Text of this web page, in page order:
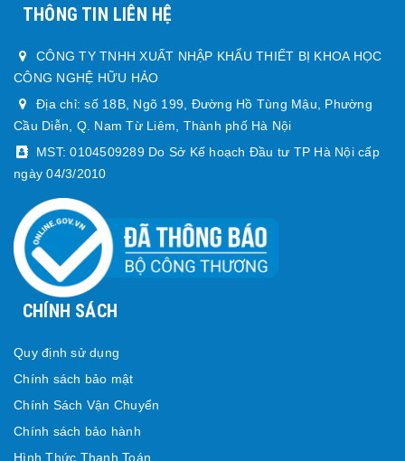
THÔNG TIN LIÊN HỆ
CÔNG TY TNHH XUẤT NHẬP KHẨU THIẾT BỊ KHOA HỌC
CÔNG NGHỆ HỮU HẢO
Địa chỉ: số 18B, Ngõ 199, Đường Hồ Tùng Mậu, Phường
Cầu Diễn, Q. Nam Từ Liêm, Thành phố Hà Nội
MST: 0104509289 Do Sở Kế hoạch Đầu tư TP Hà Nội cấp
ngày 04/3/2010
CHÍNH SÁCH
Quy định sử dụng
Chính sách bảo mật
Chính Sách Vận Chuyển
Chính sách bảo hành
Hình Thức Thanh Toán